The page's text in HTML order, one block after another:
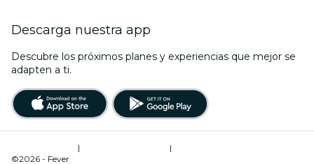
Descarga nuestra app
Descubre los próximos planes y experiencias que mejor se
adapten a ti.
| |
©2026 - Fever